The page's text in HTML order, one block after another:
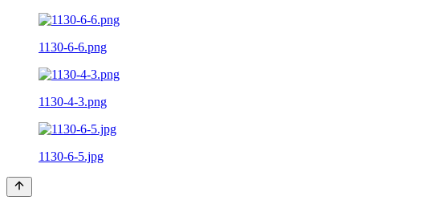
1130-6-6.png
1130-4-3.png
1130-6-5.jpg